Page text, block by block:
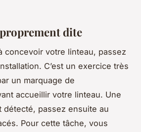
dite
concevoir votre linteau, passez
C’est un exercice très
un marquage de
accueillir votre linteau. Une
détecté, passez ensuite au
Pour cette tâche, vous